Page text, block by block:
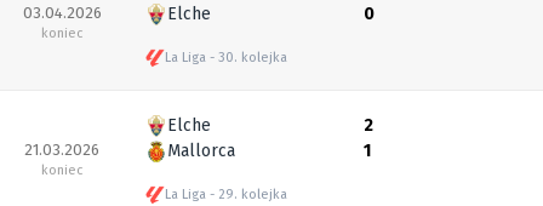
03.04.2026
koniec
Elche
La Liga 30. kolejka
0
21.03.2026
koniec
Elche
Mallorca
La Liga 29. kolejka
2
1